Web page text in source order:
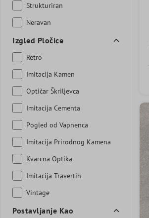
Strukturiran
Neravan
Izgled Pločice
Retro
Imitacija Kamen
Optičar Škriljevca
Imitacija Cementa
Pogled od Vapnenca
Imitacija Prirodnog Kamena
Kvarcna Optika
Imitacija Travertin
Vintage
Postavljanje Kao